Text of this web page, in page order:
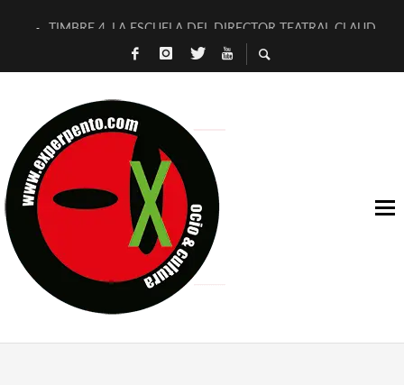
TIMBRE 4, LA ESCUELA DEL DIRECTOR TEATRAL CLAUDIO
30 AÑOS (NO ES NADA) DE LA KATARSIS DEL TOMATAZO
D’BALDOMEROS REINVENTAN [BITÁCORA 3.0] EN EXVITA
MARSHALL FLASH PRESENTA EN EXVITA [RELATIVA
JOFRE BARDAGÍ EN EXVITA INTERPRETANDO A SERRAT
YORCH PRESENTA [CURSO DE ARMONÍA PERSECUTORIA]
MAGALÍ SARE NOS EXPLICA [DESCASADA]
«NO TENGO PUTOS SUEÑOS»